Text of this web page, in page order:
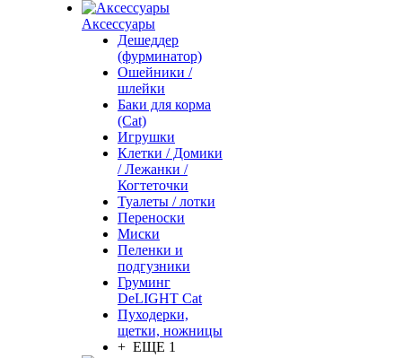
Аксессуары
Дешеддер
(фурминатор)
Ошейники /
шлейки
Баки для корма
(Cat)
Игрушки
Клетки / Домики
/ Лежанки /
Когтеточки
Туалеты / лотки
Переноски
Миски
Пеленки и
подгузники
Груминг
DeLIGHT Cat
Пуходерки,
щетки, ножницы
+ ЕЩЕ 1